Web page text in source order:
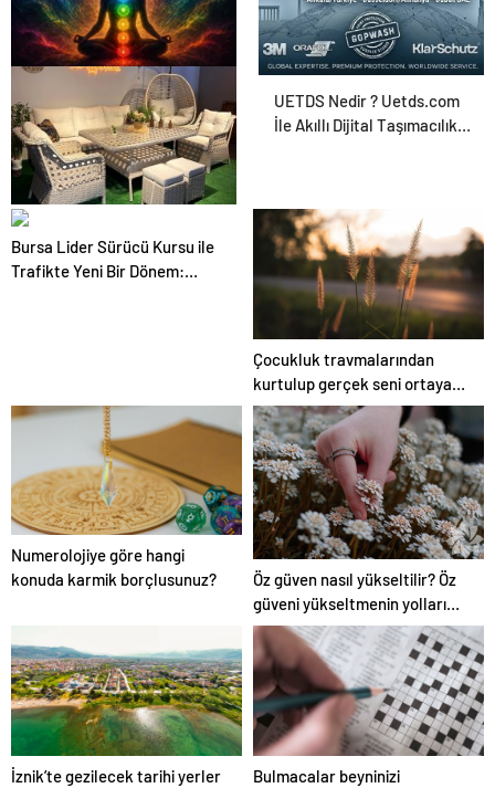
Zihnin Gizemli Sınırları ve
Ötesi : Nasılnedir.com
UETDS Nedir ? Uetds.com
İle Akıllı Dijital Taşımacılık
Bahçe Mobilyaları
Seçerken Nelere Dikkat
Etmeli
Bursa Lider Sürücü Kursu ile
Trafikte Yeni Bir Dönem:
Çocukluk travmalarından
kurtulup gerçek seni ortaya
çıkar!
Numerolojiye göre hangi
konuda karmik borçlusunuz?
Öz güven nasıl yükseltilir? Öz
güveni yükseltmenin yolları
nelerdir?
İznik’te gezilecek tarihi yerler
Bulmacalar beyninizi